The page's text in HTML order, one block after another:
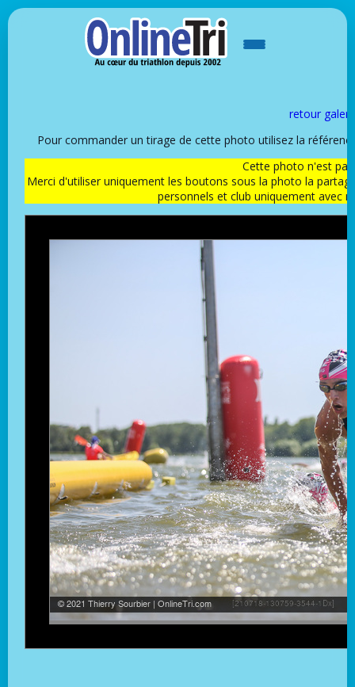
retour
Pour commander un tirage de cette photo utilisez la
Cette photo n'est
Merci d'utiliser uniquement les boutons sous la photo la
personnels et club uniquement avec